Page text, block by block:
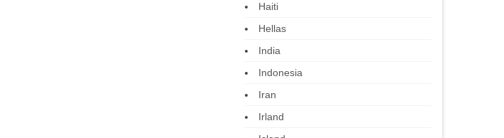
Haiti
Hellas
India
Indonesia
Iran
Irland